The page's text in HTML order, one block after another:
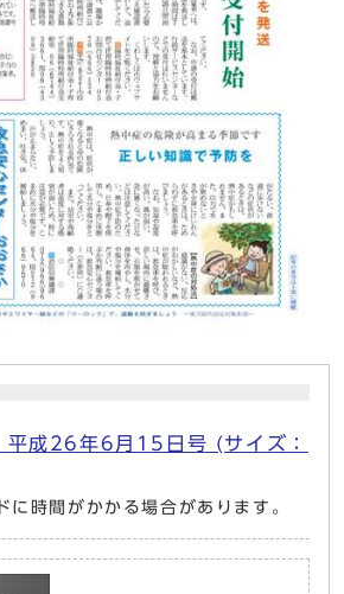
成26年6月15日号 (サイズ：
に時間がかかる場合があります。